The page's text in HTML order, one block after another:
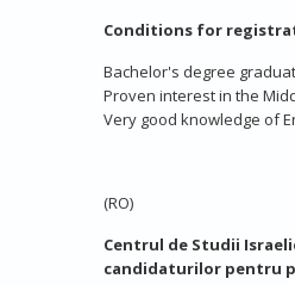
Conditions for
Bachelor's degree
Proven interest in the
Very good knowledge of
(RO)
Centrul de Studii
candidaturilor pentru